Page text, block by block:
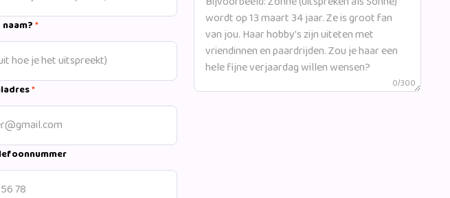
*
* 0/300